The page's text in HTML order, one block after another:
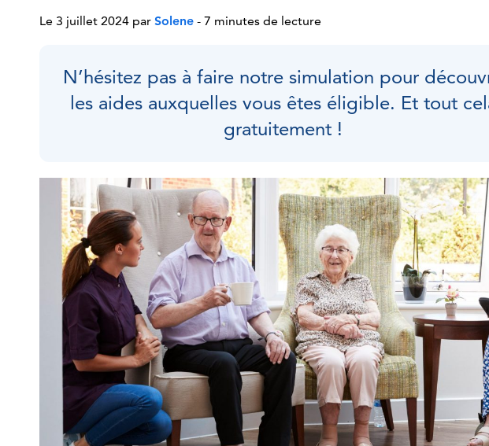
Le 3 juillet 2024 par Solene - 7 minutes de lecture
N’hésitez pas à faire notre simulation pour
les aides auxquelles vous êtes éligible. Et tout
gratuitement !